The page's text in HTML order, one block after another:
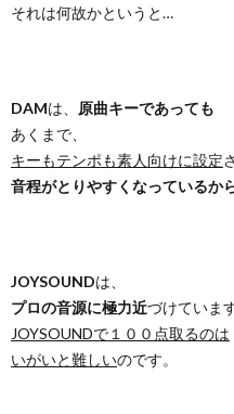
それは何故かというと…
DAMは、 原曲キーであっても
あくまで、
キーもテンポも素人向けに設定
音程がとりやすくなっているか
JOYSOUNDは、
プロの音源に極力近づけていま
JOYSOUNDで１００点取るのは
いがいと難しいのです。